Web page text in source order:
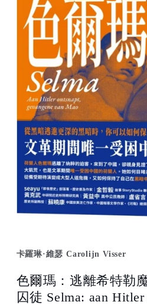
in
卡羅琳·維瑟 Carolijn Visser
色爾瑪：逃離希特勒
囚徒 Selma: aan Hitler